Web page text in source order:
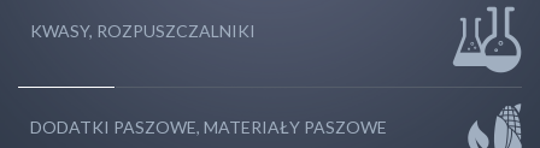
KWASY, ROZPUSZCZALNIKI
DODATKI PASZOWE, MATERIAŁY PASZOWE